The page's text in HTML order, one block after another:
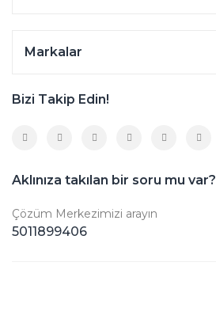
Markalar
Bizi Takip Edin!
Aklınıza takılan bir soru mu var?
Çözüm Merkezimizi arayın
5011899406